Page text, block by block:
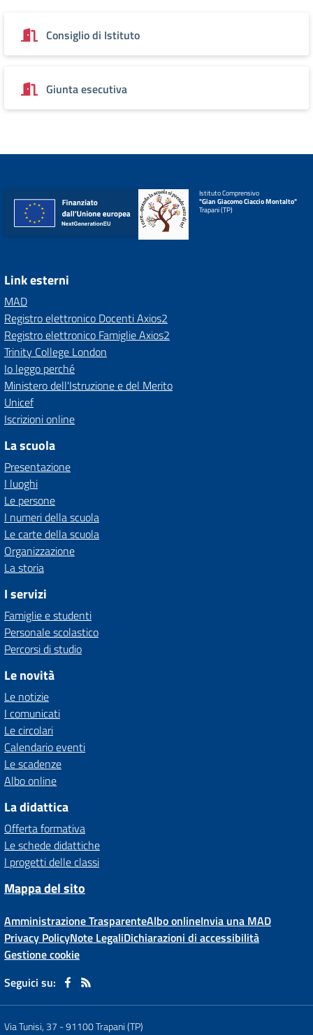
Consiglio di Istituto
Giunta esecutiva
Istituto Comprensivo
"Gian Giacomo Ciaccio Montalto"
Trapani (TP)
Link esterni
MAD
Registro elettronico Docenti Axios2
Registro elettronico Famiglie Axios2
Trinity College London
Io leggo perché
Ministero dell'Istruzione e del Merito
Unicef
Iscrizioni online
La scuola
Presentazione
I luoghi
Le persone
I numeri della scuola
Le carte della scuola
Organizzazione
La storia
I servizi
Famiglie e studenti
Personale scolastico
Percorsi di studio
Le novità
Le notizie
I comunicati
Le circolari
Calendario eventi
Le scadenze
Albo online
La didattica
Offerta formativa
Le schede didattiche
I progetti delle classi
Mappa del sito
Amministrazione TrasparenteAlbo onlineInvia una MAD
Privacy PolicyNote LegaliDichiarazioni di accessibilità
Gestione cookie
Seguici su:
Via Tunisi, 37 -91100 Trapani (TP)